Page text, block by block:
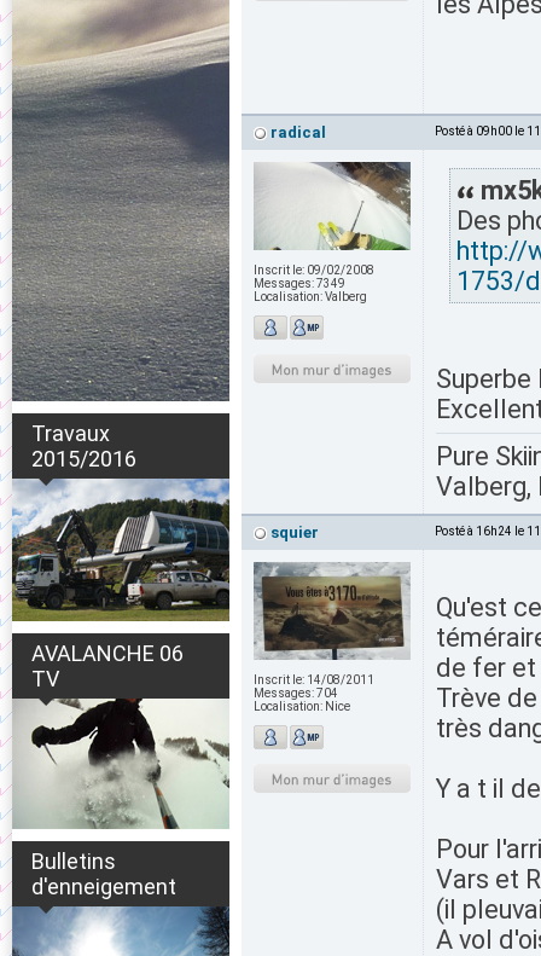
Travaux
2015/2016
AVALANCHE 06
TV
Bulletins
d'enneigement
radical Posté à 09h00 le
Inscrit le: 09/02/2008
Messages:7349
Localisation:Valberg
Des
http://
1753/
Pure
Valberg,
squier Posté à 16h24 le
Inscrit le: 14/08/2011
Messages:704
Localisation: Nice
Qu'est
de fer
Trève
très
Y a t il
Pour
Vars et
(il
A vol